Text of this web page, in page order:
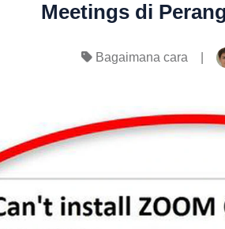
Meetings di
Bagaimana cara